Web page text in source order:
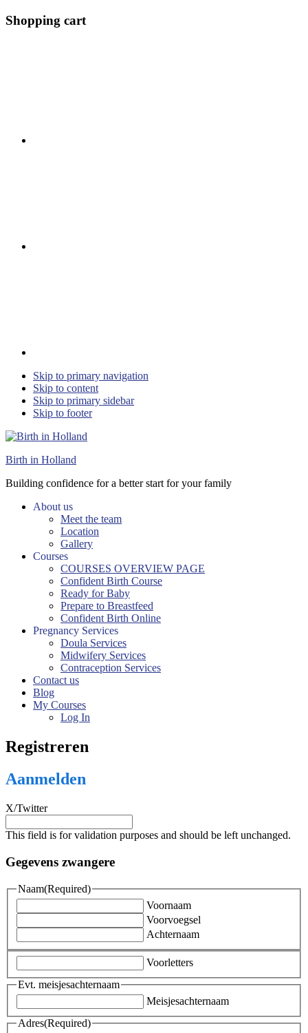
Shopping cart
Skip to primary navigation
Skip to content
Skip to primary sidebar
Skip to footer
Birth in Holland
Building confidence for a better start for your family
About us
Meet the team
Location
Gallery
Courses
COURSES OVERVIEW PAGE
Confident Birth Course
Ready for Baby
Prepare to Breastfeed
Confident Birth Online
Pregnancy Services
Doula Services
Midwifery Services
Contraception Services
Contact us
Blog
My Courses
Log In
Registreren
Aanmelden
X/Twitter
This field is for validation purposes and should be left unchanged.
Gegevens zwangere
Naam(Required)
Voornaam
Voorvoegsel
Achternaam
Voorletters
Evt. meisjesachternaam
Meisjesachternaam
Adres(Required)